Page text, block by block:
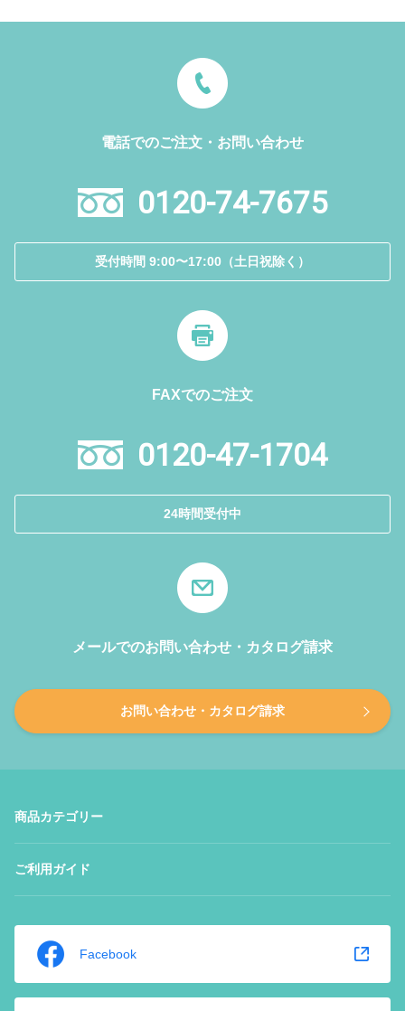
電話でのご注文・お問い合わせ
0120-74-7675
受付時間 9:00〜17:00（土日祝除く）
FAXでのご注文
0120-47-1704
24時間受付中
メールでのお問い合わせ・カタログ請求
お問い合わせ・カタログ請求
商品カテゴリー
ご利用ガイド
Facebook